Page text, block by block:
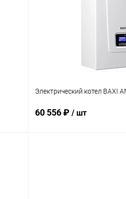
Электрический котел BAXI
60 556 ₽ / шт